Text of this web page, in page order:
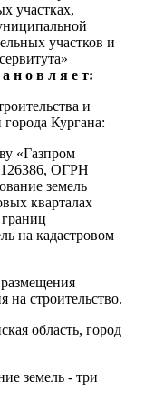
участках,
участков и
а н о в л я е т:
и
Кургана:
«Газпром
, ОГРН
земель
кварталах
на кадастровом
на строительство.
область, город
земель - три